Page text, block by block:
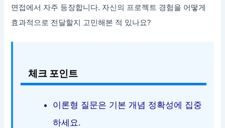
면접에서 자주 등장합니다. 자신의 프로젝트 경험을 어떻게
효과적으로 전달할지 고민해본 적 있나요?
체크 포인트
이론형 질문은 기본 개념 정확성에 집중
하세요.